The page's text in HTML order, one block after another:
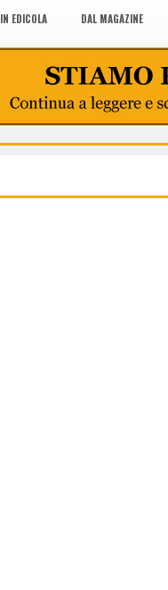
IN EDICOLA DAL MAGAZINE